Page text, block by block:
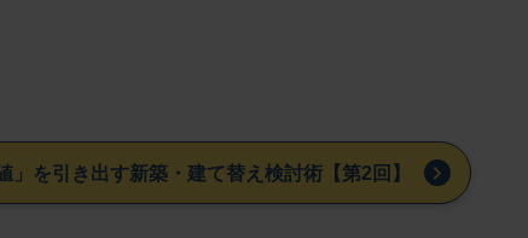
」を引き出す新築・建て替え検討術【第2回】